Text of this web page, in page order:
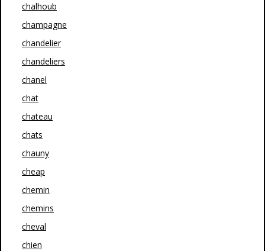
chalhoub
champagne
chandelier
chandeliers
chanel
chat
chateau
chats
chauny
cheap
chemin
chemins
cheval
chien